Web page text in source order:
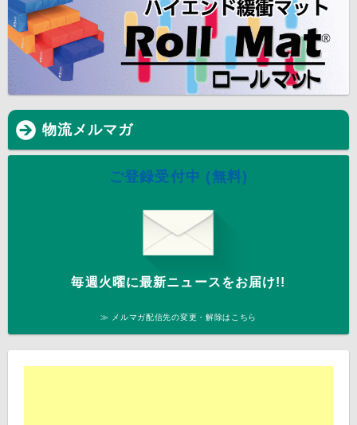
物流メルマガ
ご登録受付中 (無料)
毎週火曜に最新ニュースをお届け!!
≫ メルマガ配信先の変更・解除はこちら